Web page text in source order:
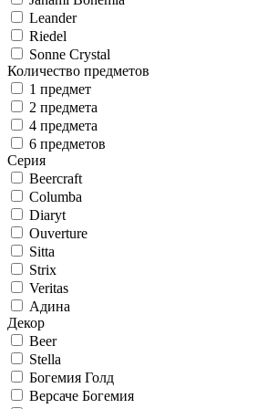
Leander
Riedel
Sonne Crystal
Количество предметов
1 предмет
2 предмета
4 предмета
6 предметов
Серия
Beercraft
Columba
Diaryt
Ouverture
Sitta
Strix
Veritas
Адина
Декор
Beer
Stella
Богемия Голд
Версаче Богемия